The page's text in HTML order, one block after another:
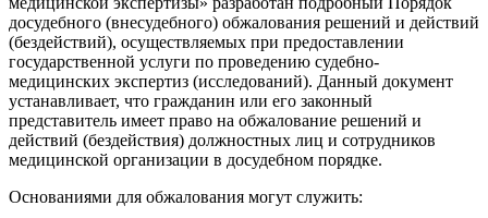
досудебного (внесудебного) обжалования решений и действий
(бездействий), осуществляемых при предоставлении
государственной услуги по проведению судебно-
медицинских экспертиз (исследований). Данный документ
устанавливает, что гражданин или его законный
представитель имеет право на обжалование решений и
действий (бездействия) должностных лиц и сотрудников
медицинской организации в досудебном порядке.
Основаниями для обжалования могут служить: